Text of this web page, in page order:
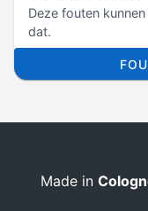
Deze fouten
dat.
Made in